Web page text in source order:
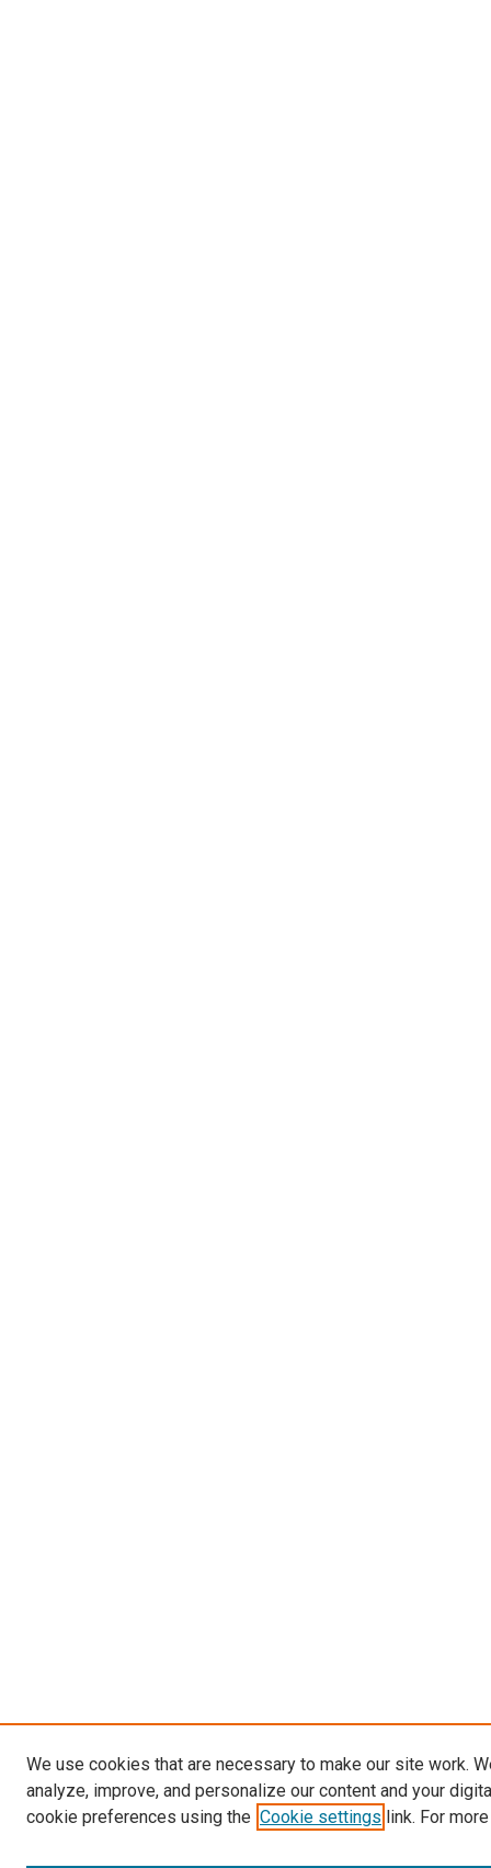
We use cookies that are necessary to make our site work.
analyze, improve, and personalize our content and your
cookie preferences using the Cookie settings link. For